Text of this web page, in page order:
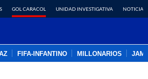
GOL CARACOL UNIDAD INVESTIGATIVA NOTICIAS
FIFA-INFANTINO MILLONARIOS